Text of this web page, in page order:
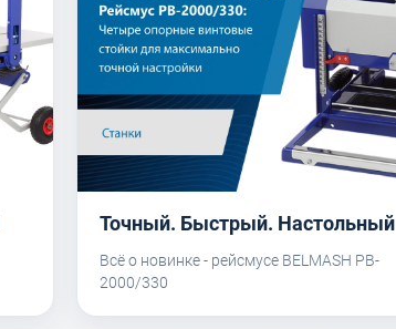
Точный. Быстрый. Настольный
Всё о новинке - рейсмусе BELMASH PB-
2000/330